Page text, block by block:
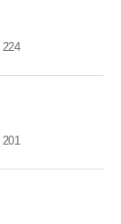
224
201